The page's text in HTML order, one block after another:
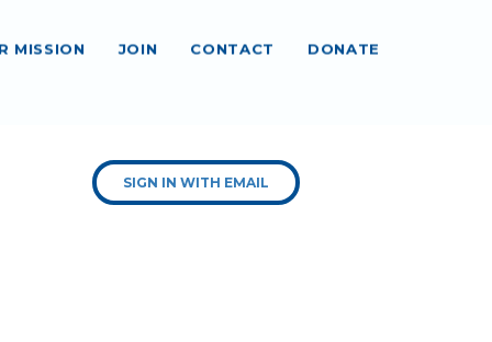
MISSION JOIN CONTACT DONATE
SIGN IN WITH EMAIL